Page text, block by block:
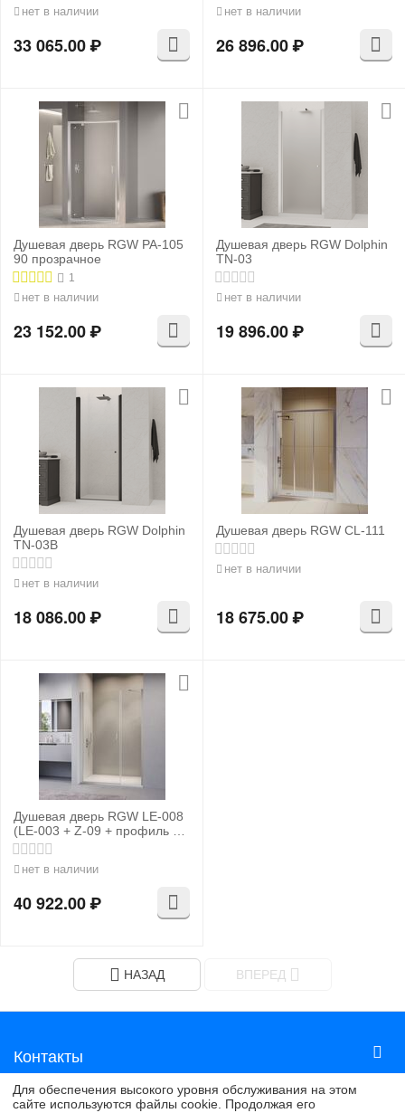
нет в наличии
33 065.00₽
нет в наличии
26 896.00₽
Душевая дверь RGW PA-105
90 прозрачное
1
нет в наличии
23 152.00₽
Душевая дверь RGW Dolphin
TN-03
нет в наличии
19 896.00₽
Душевая дверь RGW Dolphin
TN-03B
нет в наличии
18 086.00₽
Душевая дверь RGW CL-111
нет в наличии
18 675.00₽
Душевая дверь RGW LE-008
(LE-003 + Z-09 + профиль A-
14)
нет в наличии
40 922.00₽
НАЗАД ВПЕРЕД
Контакты
Для обеспечения высокого уровня обслуживания на этом
сайте используются файлы cookie. Продолжая его